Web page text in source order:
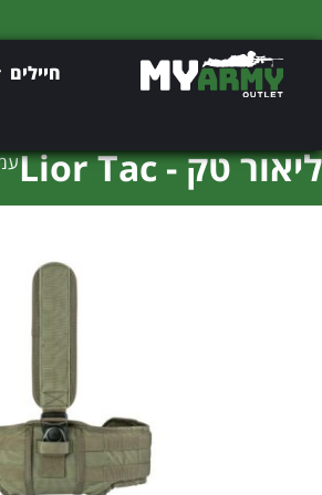
חיילים
ליאור טק - Lior Tac